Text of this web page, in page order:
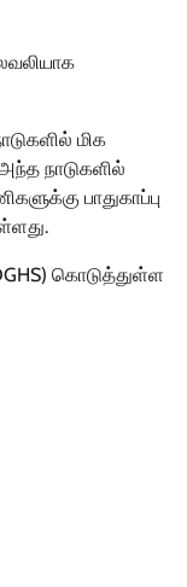
மிக
நாடுகளில்
பாதுகாப்பு
கொடுத்துள்ள